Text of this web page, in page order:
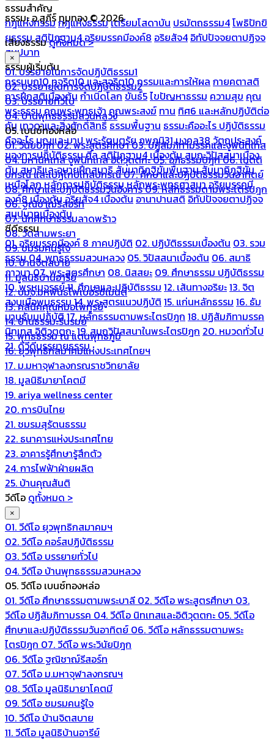
ธรรมสำคัญ
กฎแห่งกรรมกฎแห่งธรรมเตรียมโสดาบัน ปรมัตถธรรม4โพธิปักขิ
ยธรรมสติปัฏฐาน4อริยมรรคมีองค์8 อริยสัจ4 อิทัปปัจจยตาปฏิจจ
สมุปบาท
ธรรมผู้เริ่มต้น
กรรมบถ10 ทุจริต10 และสุจริต10กรรมและการให้ผล กายคตาสติ
การฝึกสติเบื้องต้นกำเนิดโลกขันธ์5ไขปัญหาธรรม ความสุข คุณ
พระธรรมคุณพระพุทธเจ้าคุณพระสงฆ์ ทาน ทิศ6 และหลักปฏิบัติต่อ
กันเทวดาและสิ่งศักดิ์สิทธิ์ธรรมพื้นฐาน ธรรมะคืออะไร ปฏิบัติธรรม
คืออะไรบุญและบาปพระรัตนตรัยภพภูมิ31 มงคล38 วัตถุประสงค์
ของการปฏิบัติธรรมศีลสติปัฏฐาน4 เบื้องต้นสมถะวิปัสสนาเบื้อง
ต้นสมาธิและอุบายฝึกสมาธิสัมมาทิฏฐิขั้นพื้นฐานสัมมาทิฏฐิขั้น
เหนือโลกหลักการปฏิบัติธรรมหลักพระพุทธศาสนาอริยมรรคมี
องค์8 เบื้องต้นอริยสัจ4 เบื้องต้นอานาปานสติอิทัปปัจจยตาปฏิจจ
สมุปบาทเบื้องต้น
ซีดีธรรม
01. อริยมรรคมีองค์ 8 ภาคปฏิบัติ 02. ปฏิบัติธรรมเบื้องต้น 03. รวม
ธรรม04. พุทธธรรมสวนหลวง 05. วิปัสสนาเบื้องต้น 06. สมาธิ
ภาวนา07. พระสูตรศึกษา 08. นิสสยะ 09. ศึกษาธรรม ปฏิบัติธรรม
10. พรหมจรรย์11. ศึกษาและปฏิบัติธรรม 12. เส้นทางอริยะ13. จิต
สงบเมื่อพบธรรม14. พระสูตรแนวปฏิบัติ 15. แก่นหลักธรรม 16. ธัม
มานุธัมมปฏิบัติ17. หลักธรรมตามพระไตรปิฎก 18. ปฏิสัมภิทามรรค
นิทเทส อิติวุตตกะ19. สมถวิปัสสนาในพระไตรปิฎก 20. หมวดทั่วไป
21. ดีวีดีบรรยายธรรม
ธรรมะ อ.สุภีร์ ทุมทอง © 2026
เสียงธรรมดูทั้งหมด >
×
01. บรรยายในการจัดปฏิบัติธรรม1
02. บรรยายในการจัดปฏิบัติธรรม2
03. บรรยายทั่วไป
04. บ้านพุทธธรรมสวนหลวง
05. เบนซ์ทองหล่อ
01. วินัยปิฎก02. พระสูตรศึกษา03. ปฏิสัมภิทามรรคและจูฬนิทเทส
04. มหานิทเทส จูฬนิทเทส อิติวุตตกะ05. อภิธรรมปิฎก06. เนตติ
ปกรณ์ และเปฏโกปเทสปกรณ์07. ศึกษาและปฏิบัติธรรมวันอาทิตย์
08. ศึกษาและปฏิบัติธรรมวันอังคาร09. หลักธรรมตามพระไตรปิฎก
06. ฐณิชาฌ์รีสอร์ท
07. นักศึกษาธรรมลาดพร้าว
08. วัดสามพระยา
09. ชมรมคนรู้ใจ
10. บ้านจิตสบาย
11. มูลนิธิบ้านอารีย์
12. บมจ.มหพันธ์ไฟเบอร์ซีเมนต์
13. คลีนิคคุณหมอไพทูรย์
14. บ้านธรรมะรื่นรมย์
15. พุทธธรรม ณ แดนพุทธภูมิ
16. ยุวพุทธิกสมาคมแห่งประเทศไทยฯ
17. ม.มหาจุฬาลงกรณราชวิทยาลัย
18. มูลนิธิมายาโคตมี
19. ariya wellness center
20. การบินไทย
21. ชมรมสุรัตนธรรม
22. ธนาคารแห่งประเทศไทย
23. อาคารรู้ศึกษารู้สึกตัว
24. การไฟฟ้าฝ่ายผลิต
25. บ้านคุณสันติ
วีดีโอ ดูทั้งหมด >
×
01. วีดีโอ ยุวพุทธิกสมาคมฯ
02. วีดีโอ คอร์สปฏิบัติธรรม
03. วีดีโอ บรรยายทั่วไป
04. วีดีโอ บ้านพุทธธรรมสวนหลวง
05. วีดีโอ เบนซ์ทองหล่อ
01. วีดีโอ ศึกษาธรรมตามพระบาลี 02. วีดีโอ พระสูตรศึกษา 03.
วีดีโอ ปฏิสัมภิทามรรค 04. วีดีโอ นิทเทสและอิติวุตตกะ 05. วีดีโอ
ศึกษาและปฏิบัติธรรมวันอาทิตย์ 06. วีดีโอ หลักธรรมตามพระ
ไตรปิฎก 07. วีดีโอ พระวินัยปิฎก
06. วีดีโอ ฐณิชาฌ์รีสอร์ท
07. วีดีโอ ม.มหาจุฬาลงกรณฯ
08. วีดีโอ มูลนิธิมายาโคตมี
09. วีดีโอ ชมรมคนรู้ใจ
10. วีดีโอ บ้านจิตสบาย
11. วีดีโอ มูลนิธิบ้านอารีย์